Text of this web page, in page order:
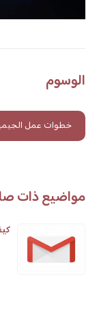
الوسوم
خطوات عمل
مواضيع ذات